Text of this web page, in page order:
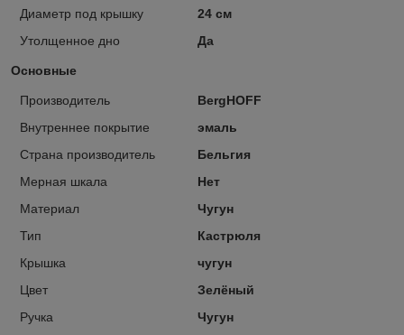
Диаметр под крышку
24 см
Утолщенное дно
Да
Основные
Производитель
BergHOFF
Внутреннее покрытие
эмаль
Страна производитель
Бельгия
Мерная шкала
Нет
Материал
Чугун
Тип
Кастрюля
Крышка
чугун
Цвет
Зелёный
Ручка
Чугун